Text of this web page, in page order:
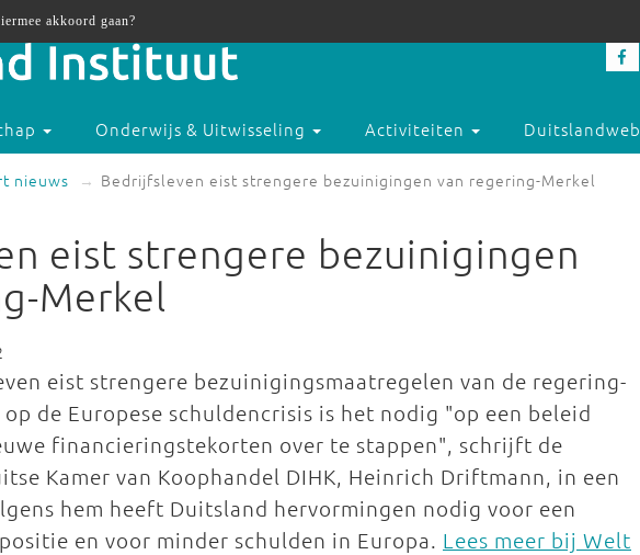
Onderwijs & Uitwisseling Activiteiten Duitslandweb
nieuws Bedrijfsleven eist strengere bezuinigingen van regering-Merkel
eist strengere bezuinigingen
Merkel
eist strengere bezuinigingsmaatregelen van de regering-
de Europese schuldencrisis is het nodig "op een beleid
financieringstekorten over te stappen", schrijft de
Kamer van Koophandel DIHK, Heinrich Driftmann, in een
hem heeft Duitsland hervormingen nodig voor een
en voor minder schulden in Europa. Lees meer bij Welt
akkoord gaan?